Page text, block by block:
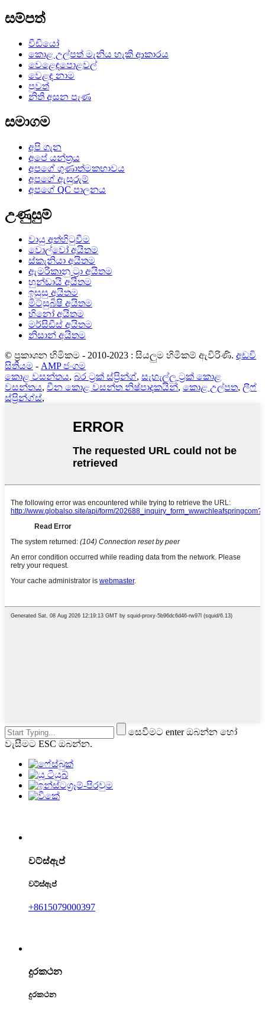
සම්පත්
වීඩියෝ
කොළ උල්පත් මැනිය හැකි ආකාරය
වෙළෙඳපොළවල්
වෙළඳ නාම
පුවත්
නිති අසන පැණ
සමාගම
අපි ගැන
අපේ යන්ත්‍රය
අපගේ ගුණාත්මකභාවය
අපගේ ඇසුරුම්
අපගේ QC පාලනය
උණුසුම්
වායු අත්හිටුවීම
වොල්වෝ අයිතම
ස්කැනියා අයිතම
ඇමරිකානු ට්‍රා අයිතම
හුන්ඩායි අයිතම
ඉසුසු අයිතම
මිට්සුබිෂි අයිතම
හිනෝ අයිතම
මර්සිඩීස් අයිතම
නිසාන් අයිතම
© ප්‍රකාශන හිමිකම - 2010-2023 : සියලුම හිමිකම් ඇවිරිණි. අඩවි
සිතියම - AMP ජංගම
කොළ වසන්තය, බර ට්‍රක් ස්ප්‍රින්ග්, සැහැල්ලු ට්‍රක් කොළ
වසන්තය, චීන කොළ වසන්ත නිෂ්පාදකයින්, කොළ උල්පත, ලීෆ්
ස්ප්‍රින්ග්ස්,
සෙවීමට enter ඔබන්න හෝ
වැසීමට ESC ඔබන්න.
වට්ස්ඇප්
වට්ස්ඇප්
+8615079000397
දුරකථන
දුරකථන